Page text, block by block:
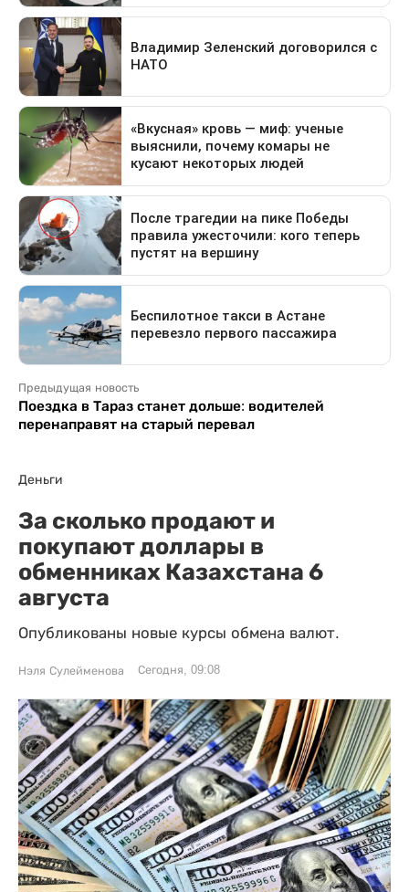
Предыдущая новость
Поездка в Тараз станет дольше: водителей
перенаправят на старый перевал
Деньги
За сколько продают и
покупают доллары в
обменниках Казахстана 6
августа
Опубликованы новые курсы обмена валют.
Нэля Сулейменова Сегодня, 09:08